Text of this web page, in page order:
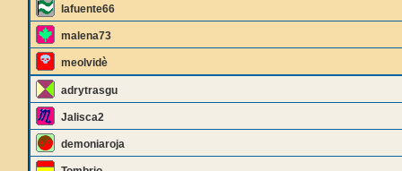
lafuente66
malena73
meolvidè
adrytrasgu
Jalisca2
demoniaroja